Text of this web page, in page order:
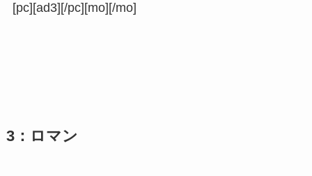
[pc][ad3][/pc][mo][/mo]
3：ロマン